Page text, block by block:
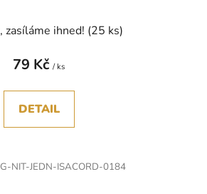
zasíláme ihned! (25 ks)
79 Kč/ ks
DETAIL
G-NIT-JEDN-ISACORD-0184